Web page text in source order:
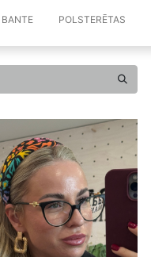
BANTE POLSTERĒTAS